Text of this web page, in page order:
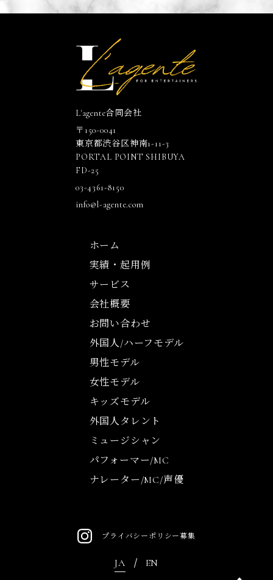
L'agente合同会社
〒150-0041
東京都渋谷区神南1-11-3
PORTAL POINT SHIBUYA
FD-25
03-4361-8150
info@l-agente.com
ホーム
実績・起用例
サービス
会社概要
お問い合わせ
外国人/ハーフモデル
男性モデル
女性モデル
キッズモデル
外国人タレント
ミュージシャン
パフォーマー/MC
ナレーター/MC/声優
プライバシーポリシー募集
JA EN